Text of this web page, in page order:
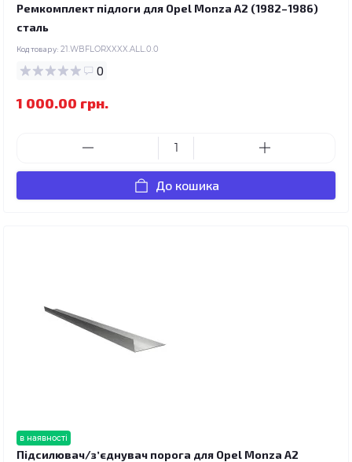
Ремкомплект підлоги для Opel Monza A2 (1982–1986)
сталь
Код товару: 21.WBFLORXXXX.ALL.0.0
0
1 000.00 грн.
До кошика
в наявності
Підсилювач/зʼєднувач порога для Opel Monza A2